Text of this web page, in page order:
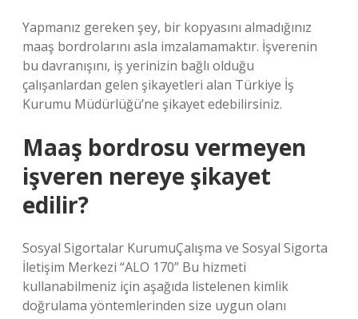
Yapmanız gereken şey, bir kopyasını almadığınız
maaş bordrolarını asla imzalamamaktır. İşverenin
bu davranışını, iş yerinizin bağlı olduğu
çalışanlardan gelen şikayetleri alan Türkiye İş
Kurumu Müdürlüğü’ne şikayet edebilirsiniz.
Maaş bordrosu vermeyen
işveren nereye şikayet
edilir?
Sosyal Sigortalar KurumuÇalışma ve Sosyal Sigorta
İletişim Merkezi “ALO 170” Bu hizmeti
kullanabilmeniz için aşağıda listelenen kimlik
doğrulama yöntemlerinden size uygun olanı